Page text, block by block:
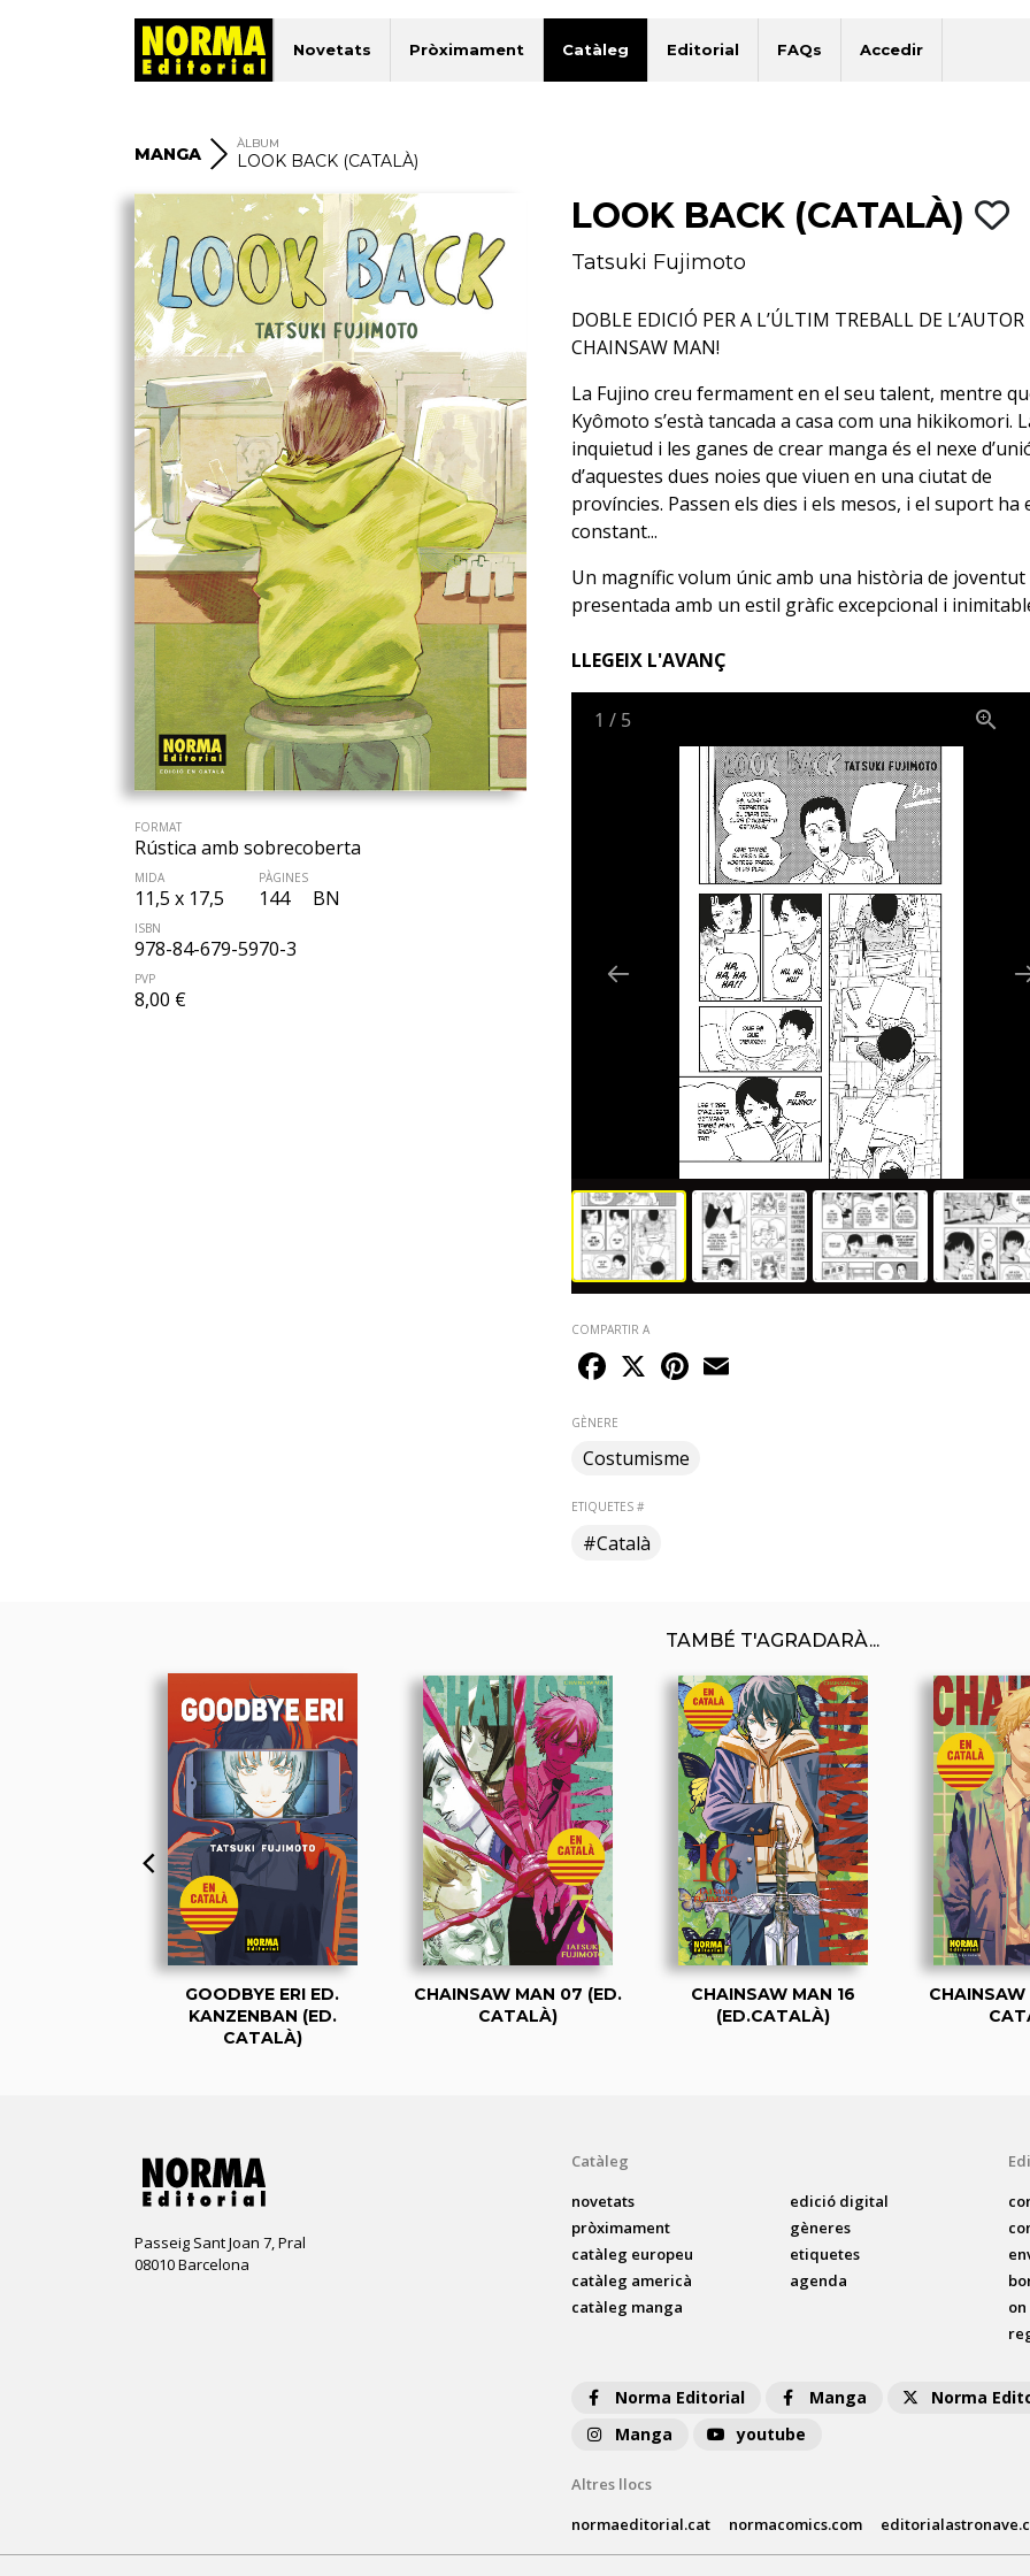
Novetats Pròximament Catàleg Editorial FAQs Accedir
MANGA
ÀLBUM
LOOK BACK (CATALÀ)
FORMAT
Rústica amb sobrecoberta
MIDA
11,5 x 17,5
PÀGINES
144 BN
ISBN
978-84-679-5970-3
PVP
8,00 €
LOOK BACK (CATALÀ)
Tatsuki Fujimoto
DOBLE EDICIÓ PER A L’ÚLTIM TREBALL DE L’AUTOR
CHAINSAW MAN!
La Fujino creu fermament en el seu talent, mentre
Kyômoto s’està tancada a casa com una hikikomori.
inquietud i les ganes de crear manga és el nexe
d’aquestes dues noies que viuen en una ciutat de
províncies. Passen els dies i els mesos, i el suport ha
constant...
Un magnífic volum únic amb una història de joventut
presentada amb un estil gràfic excepcional i
LLEGEIX L'AVANÇ
1 / 5
COMPARTIR A
Facebook
X Pinterest
GÈNERE
Costumisme
ETIQUETES #
#Català
TAMBÉ T'AGRADARÀ...
GOODBYE ERI ED.
KANZENBAN (ED.
CATALÀ)
CHAINSAW MAN 07 (ED.
CATALÀ)
CHAINSAW MAN 16
(ED.CATALÀ)
CHAINSAW
Passeig Sant Joan 7, Pral
08010 Barcelona
Catàleg
novetats
pròximament
catàleg europeu
catàleg americà
catàleg manga
edició digital
gèneres
etiquetes
agenda
Norma Editorial Manga
Norma
Manga
youtube
Altres llocs
normaeditorial.cat
normacomics.com